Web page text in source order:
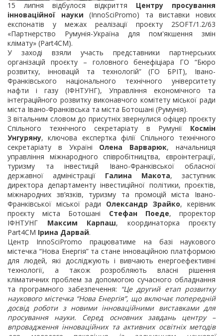
15 липня відбулося відкриття Центру просування
інноваційної науки (InnoSciPromo) та виставки нових
експонатів у межах реалізації проєкту 2SOFT/1.2/63
«Партнерство Румунія-Україна для пом'якшення змін
клімату» (Part4CM).
У заході взяли участь представники партнерських
організацій проєкту – головного бенефіціара ГО “Бюро
розвитку, інновацій та технологій” (ГО БРІТ), Івано-
Франківського національного технічного університету
нафти і газу (ІФНТУНГ), Управління економічного та
інтеграційного розвитку виконавчого комітету міської ради
міста Івано-Франківська та міста Ботошані (Румунія).
З вітальним словом до присутніх звернулися офіцер проєкту
Спільного технічного секретаріату в Румунії Космін
Унгуряну, ключова експертка філії Спільного технічного
секретаріату в Україні Олена Варварюк, начальниця
управління міжнародного співробітництва, євроінтеграції,
туризму та інвестицій Івано-Франківської обласної
державної адміністрації Галина Макота, заступник
директора департаменту інвестиційної політики, проєктів,
міжнародних зв’язків, туризму та промоцій міста Івано-
Франківської міської ради Олександр Зрайко, керівник
проєкту міста Ботошані Стефан Поеде, проректор
ІФНТУНГ Максим Карпаш, координаторка проєкту
Part4CM Ірина Дарвай.
Центр InnoSciPromo працюватиме на базі наукового
містечка “Нова Енергія” та стане інноваційною платформою
для людей, які досліджують і вивчають енергоефективні
технології, а також розробляють власні рішення
кліматичних проблем за допомогою сучасного обладнання
та програмного забезпечення: “Це другий етап розвитку
наукового містечка “Нова Енергія”, що включає попередній
досвід роботи з новими інноваційними виставками для
просування науки. Серед основних завдань центру –
впровадження інноваційних та активних освітніх методів